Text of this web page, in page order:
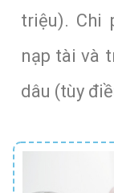
triệu). Chi
nạp tài và
dâu (tùy